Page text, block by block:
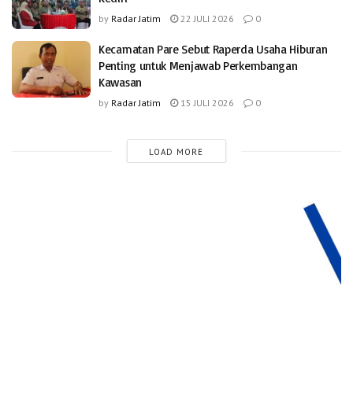
by Radar Jatim 22 JULI 2026 0
Kecamatan Pare Sebut Raperda Usaha Hiburan
Penting untuk Menjawab Perkembangan
Kawasan
by Radar Jatim 15 JULI 2026 0
LOAD MORE